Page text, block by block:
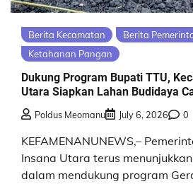
Berita Kecamatan
Berita
Ketahanan Pangan
Dukung Program Bupati TTU,
Utara Siapkan Lahan Budidaya
Poldus Meomanu July 6, 2026 0
KEFAMENANUNEWS,–
Insana Utara terus
dalam mendukung program